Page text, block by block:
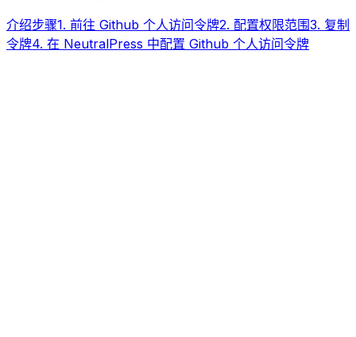
介绍步骤1. 前往 Github 个人访问令牌2. 配置权限范围3. 复制
令牌4. 在 NeutralPress 中配置 Github 个人访问令牌